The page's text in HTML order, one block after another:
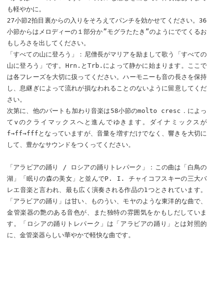
も軽やかに。
27小節2拍目裏からの入りをそろえてパンチを効かせてください。36
小節からはメロディーの１部分か”モグラたたき”のようにでてくるお
もしろさを出してください。
「すべての山に登ろう」：尼僧長がマリアを励まして歌う「すべての
山に登ろう」です。Hrn.とTrb.によって静かに始まります。ここで
は各フレーズを大切に扱ってください。ハーモニーも音の長さを保持
し、息継ぎによって流れが損なわれることのないように留意してくだ
さい。
次第に、他のパートも加わり音楽は58小節のmolto cresc．によっ
てvのクライマックスへと進んでゆきます。ダイナミックスが
f→ff→fffとなっていますが、音量を増すだけでなく、響きを大切に
して、豊かなサウンドをつくってください。
「アラビアの踊り / ロシアの踊りトレパーク」：この曲は「白鳥の
湖」「眠りの森の美女」と並んでP. I. チャイコフスキーの三大バ
レエ音楽と言われ、最も広く演奏される作品の1つとされています。
「アラビアの踊り」は甘い、ものうい、モヤのような東洋的な曲で、
金管楽器の艶のある音色が、また独特の雰囲気をかもしだしていま
す。「ロシアの踊りトレパーク」は「アラビアの踊り」とは対照的
に、金管楽器らしい華やかで軽快な曲です。